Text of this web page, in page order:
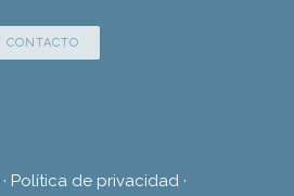
CONTACTO
· Política de privacidad ·